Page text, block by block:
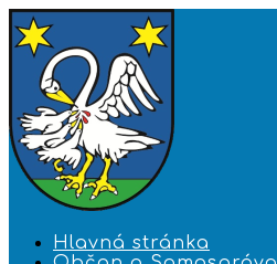
Hlavná stránka